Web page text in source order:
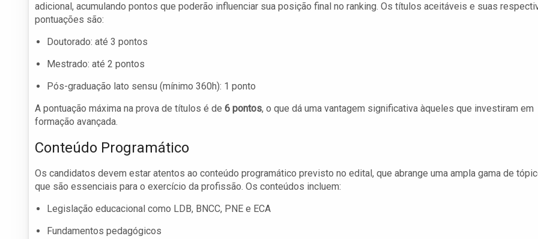
adicional, acumulando pontos que poderão influenciar sua posição final no ranking. Os títulos aceitáveis e suas
pontuações são:
Doutorado: até 3 pontos
Mestrado: até 2 pontos
Pós-graduação lato sensu (mínimo 360h): 1 ponto
A pontuação máxima na prova de títulos é de 6 pontos, o que dá uma vantagem significativa àqueles que investiram em
formação avançada.
Conteúdo Programático
Os candidatos devem estar atentos ao conteúdo programático previsto no edital, que abrange uma ampla gama de
que são essenciais para o exercício da profissão. Os conteúdos incluem:
Legislação educacional como LDB, BNCC, PNE e ECA
Fundamentos pedagógicos